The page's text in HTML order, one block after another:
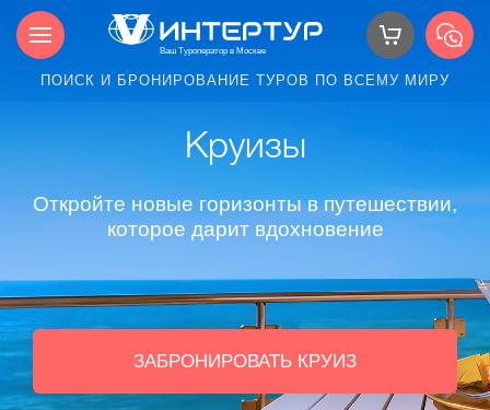
ПОИСК И БРОНИРОВАНИЕ ТУРОВ ПО ВСЕМУ МИРУ
Круизы
Откройте новые горизонты в путешествии,
которое дарит вдохновение
ЗАБРОНИРОВАТЬ КРУИЗ